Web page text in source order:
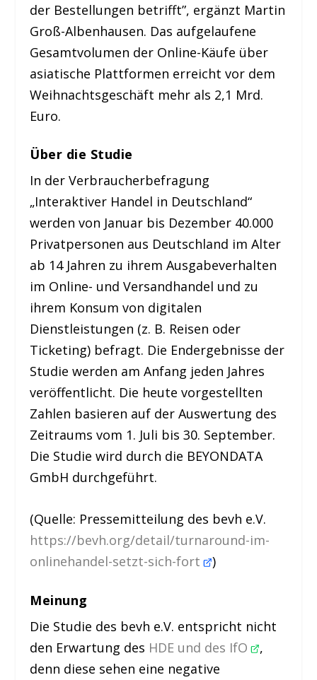
der Bestellungen betrifft”, ergänzt Martin
Groß-Albenhausen. Das aufgelaufene
Gesamtvolumen der Online-Käufe über
asiatische Plattformen erreicht vor dem
Weihnachtsgeschäft mehr als 2,1 Mrd.
Euro.
Über die Studie
In der Verbraucherbefragung
„Interaktiver Handel in Deutschland“
werden von Januar bis Dezember 40.000
Privatpersonen aus Deutschland im Alter
ab 14 Jahren zu ihrem Ausgabeverhalten
im Online- und Versandhandel und zu
ihrem Konsum von digitalen
Dienstleistungen (z. B. Reisen oder
Ticketing) befragt. Die Endergebnisse der
Studie werden am Anfang jeden Jahres
veröffentlicht. Die heute vorgestellten
Zahlen basieren auf der Auswertung des
Zeitraums vom 1. Juli bis 30. September.
Die Studie wird durch die BEYONDATA
GmbH durchgeführt.
(Quelle: Pressemitteilung des bevh e.V.
https://bevh.org/detail/turnaround-im-
onlinehandel-setzt-sich-fort )
Meinung
Die Studie des bevh e.V. entspricht nicht
den Erwartung des HDE und des IfO ,
denn diese sehen eine negative